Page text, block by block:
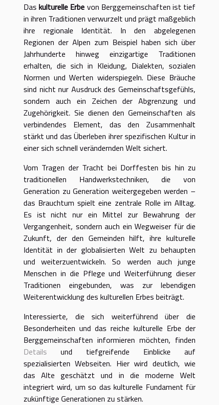
Daskulturelle Erbe von Berggemeinschaften ist tief
in ihren Traditionen verwurzelt und prägt maßgeblich
ihre regionale Identität. In den abgelegenen
Regionen der Alpen zum Beispiel haben sich über
Jahrhunderte hinweg einzigartige Traditionen
erhalten, die sich in Kleidung, Dialekten, sozialen
Normen und Werten widerspiegeln. Diese Bräuche
sind nicht nur Ausdruck des Gemeinschaftsgefühls,
sondern auch ein Zeichen der Abgrenzung und
Zugehörigkeit. Sie dienen den Gemeinschaften als
verbindendes Element, das den Zusammenhalt
stärkt und das Überleben ihrer spezifischen Kultur in
einer sich schnell verändernden Welt sichert.
Vom Tragen der Tracht bei Dorffesten bis hin zu
traditionellen Handwerkstechniken, die von
Generation zu Generation weitergegeben werden –
das Brauchtum spielt eine zentrale Rolle im Alltag.
Es ist nicht nur ein Mittel zur Bewahrung der
Vergangenheit, sondern auch ein Wegweiser für die
Zukunft, der den Gemeinden hilft, ihre kulturelle
Identität in der globalisierten Welt zu behaupten
und weiterzuentwickeln. So werden auch junge
Menschen in die Pflege und Weiterführung dieser
Traditionen eingebunden, was zur lebendigen
Weiterentwicklung des kulturellen Erbes beiträgt.
Interessierte, die sich weiterführend über die
Besonderheiten und das reiche kulturelle Erbe der
Berggemeinschaften informieren möchten, finden
Details und tiefgreifende Einblicke auf
spezialisierten Webseiten. Hier wird deutlich, wie
das Alte geschätzt und in die moderne Welt
integriert wird, um so das kulturelle Fundament für
zukünftige Generationen zu stärken.